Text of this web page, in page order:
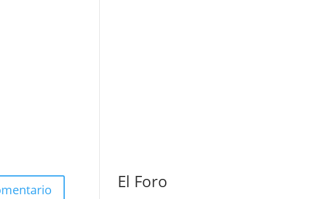
El Foro